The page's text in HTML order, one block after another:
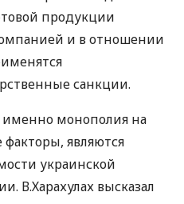
продукции
и в отношении
санкции.
именно монополия на
являются
украинской
В.Харахулах высказал